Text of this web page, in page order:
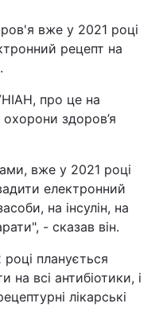
вже у 2021 році
рецепт на
про це на
охорони здоров’я
вже у 2021 році
електронний
на інсулін, на
- сказав він.
планується
на всі антибіотики, і
лікарські